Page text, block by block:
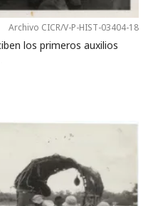
Archivo CICR/V-P-HIST-03404-18
los primeros auxilios